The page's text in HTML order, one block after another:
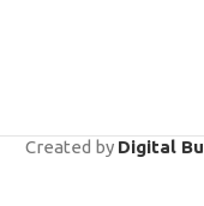
Created by Digital